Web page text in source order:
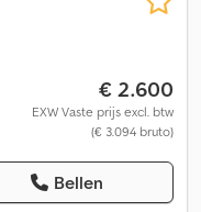
€ 2.600
EXW Vaste prijs excl. btw
(€ 3.094 bruto)
Bellen